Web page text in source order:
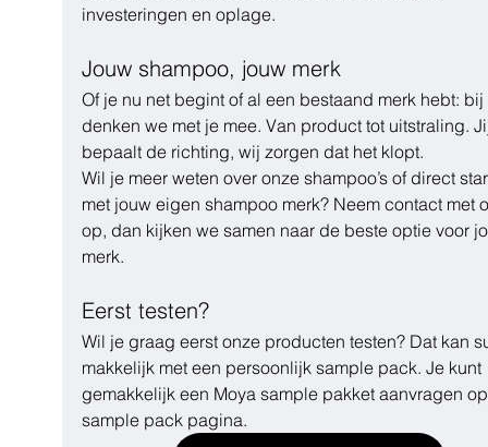
investeringen en oplage.
Jouw shampoo, jouw merk
Of je nu net begint of al een bestaand merk hebt:
denken we met je mee. Van product tot uitstraling.
bepaalt de richting, wij zorgen dat het klopt.
Wil je meer weten over onze shampoo’s of direct
met jouw eigen shampoo merk? Neem contact met
op, dan kijken we samen naar de beste optie voor
merk.
Eerst testen?
Wil je graag eerst onze producten testen? Dat kan
makkelijk met een persoonlijk sample pack. Je kunt
gemakkelijk een Moya sample pakket aanvragen
sample pack pagina.